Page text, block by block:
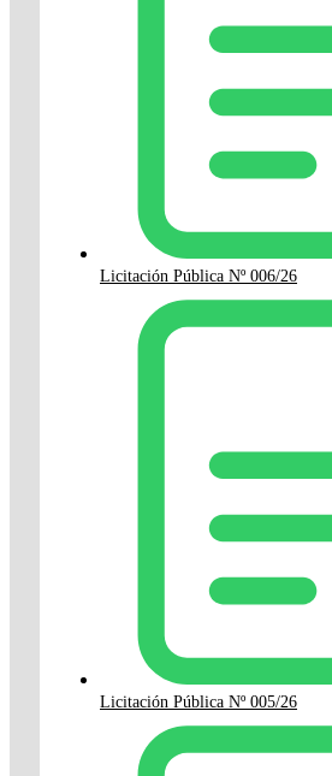
Licitación Pública Nº 006/26
Licitación Pública Nº 005/26